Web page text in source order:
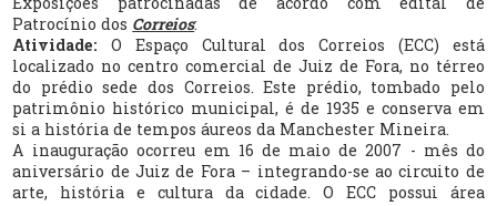
Patrocínio dos Correios:
Atividade: O Espaço Cultural dos Correios (ECC) está
localizado no centro comercial de Juiz de Fora, no térreo
do prédio sede dos Correios. Este prédio, tombado pelo
patrimônio histórico municipal, é de 1935 e conserva em
si a história de tempos áureos da Manchester Mineira.
A inauguração ocorreu em 16 de maio de 2007 - mês do
aniversário de Juiz de Fora – integrando-se ao circuito de
arte, história e cultura da cidade. O ECC possui área